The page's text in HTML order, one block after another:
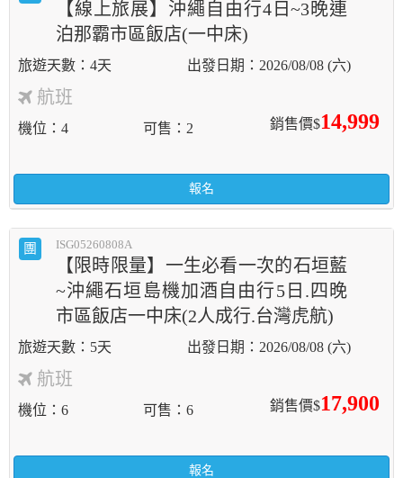
【線上旅展】沖繩自由行4日~3晚連
泊那霸市區飯店(一中床)
4天 2026/08/08 (六)
航班
銷售價$14,999
機位 4 可售 2
報名
團 ISG05260808A
【限時限量】一生必看一次的石垣藍
~沖繩石垣島機加酒自由行5日.四晚
市區飯店一中床(2人成行.台灣虎航)
5天 2026/08/08 (六)
航班
銷售價$17,900
機位 6 可售 6
報名